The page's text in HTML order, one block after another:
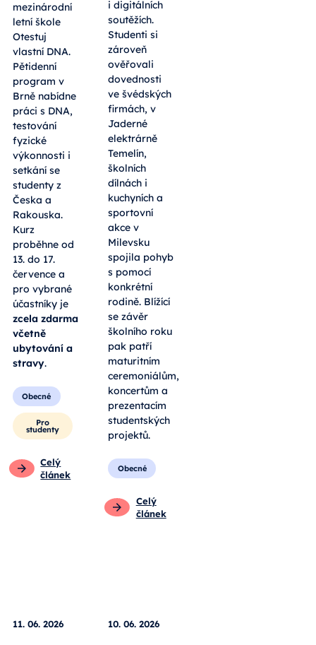
mezinárodní
letní škole
Otestuj
vlastní DNA.
Pětidenní
program v
Brně nabídne
práci s DNA,
testování
fyzické
výkonnosti i
setkání se
studenty z
Česka a
Rakouska.
Kurz
proběhne od
13. do 17.
července a
pro vybrané
účastníky je
zcela zdarma
včetně
ubytování a
stravy.
Obecné
Pro
studenty
Celý
článek
i digitálních
soutěžích.
Studenti si
zároveň
ověřovali
dovednosti
ve švédských
firmách, v
Jaderné
elektrárně
Temelín,
školních
dílnách i
kuchyních a
sportovní
akce v
Milevsku
spojila pohyb
s pomocí
konkrétní
rodině. Blížící
se závěr
školního roku
pak patří
maturitním
ceremoniálům,
koncertům a
prezentacím
studentských
projektů.
Obecné
Celý
článek
11. 06. 2026 10. 06. 2026